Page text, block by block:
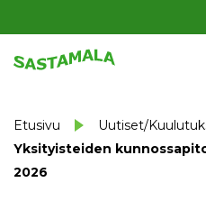
Etusivu
Uutiset/
Yksityisteiden
2026